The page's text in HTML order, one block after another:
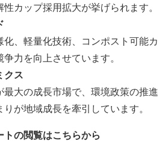
カップ採用拡大が挙げられます。
、軽量化技術、コンポスト可能カ
力を向上させています。
クス
最大の成長市場で、環境政策の推進
が地域成長を牽引しています。
の閲覧はこちらから